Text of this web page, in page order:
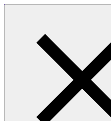
Inicio
Programas
Dirección y Ventas